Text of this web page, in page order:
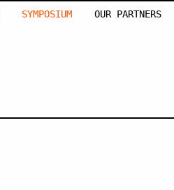
SYMPOSIUM OUR PARTNERS